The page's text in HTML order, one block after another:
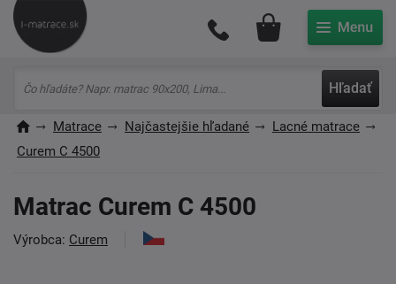
Hľadať
Môj účet
Matrace Najčastejšie hľadané
Lacné matrace
Curem C 4500
Matrac Curem C 4500
Výrobca: Curem